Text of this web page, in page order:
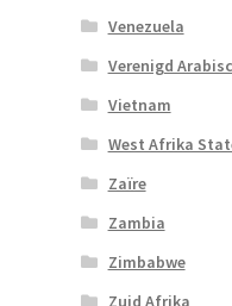
Venezuela
Verenigd
Vietnam
West Afrika
Zaïre
Zambia
Zimbabwe
Zuid Afrika